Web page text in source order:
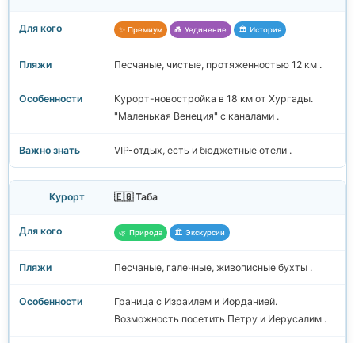
✨ Премиум 💑 Уединение 🏛️ История
Песчаные, чистые, протяженностью 12 км .
Курорт-новостройка в 18 км от Хургады.
"Маленькая Венеция" с каналами .
VIP-отдых, есть и бюджетные отели .
🇪🇬 Таба
🌿 Природа 🏛️ Экскурсии
Песчаные, галечные, живописные бухты .
Граница с Израилем и Иорданией.
Возможность посетить Петру и Иерусалим .